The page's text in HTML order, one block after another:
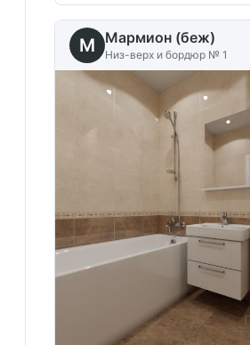
M Мармион (беж)
Низ-верх и бордюр № 1